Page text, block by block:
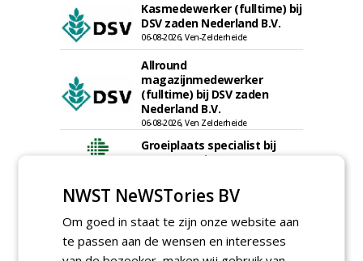
Kasmedewerker (fulltime) bij
DSV zaden Nederland B.V.
06-08-2026, Ven-Zelderheide
Allround
magazijnmedewerker
(fulltime) bij DSV zaden
Nederland B.V.
06-08-2026, Ven Zelderheide
Groeiplaats specialist bij
Boomtotaalzorg32-40 uur
Boominspecteur bij
Boomtotaalzorg24-40 uur
30-07-2026, Schalkwijk
NWST NeWSTories BV
Om goed in staat te zijn onze website aan
te passen aan de wensen en interesses